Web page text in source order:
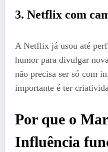
3. Netflix com
A Netflix já usou até
humor para divulgar
não precisa ser só com
importante é ter
Por que o
Influência